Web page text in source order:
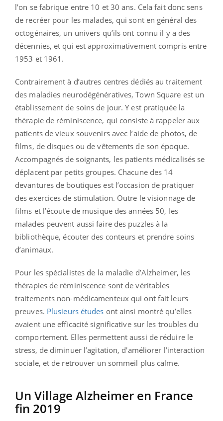
l’on se fabrique entre 10 et 30 ans. Cela fait donc sens
de recréer pour les malades, qui sont en général des
octogénaires, un univers qu’ils ont connu il y a des
décennies, et qui est approximativement compris entre
1953 et 1961.
Contrairement à d’autres centres dédiés au traitement
des maladies neurodégénératives, Town Square est un
établissement de soins de jour. Y est pratiquée la
thérapie de réminiscence, qui consiste à rappeler aux
patients de vieux souvenirs avec l’aide de photos, de
films, de disques ou de vêtements de son époque.
Accompagnés de soignants, les patients médicalisés se
déplacent par petits groupes. Chacune des 14
devantures de boutiques est l’occasion de pratiquer
des exercices de stimulation. Outre le visionnage de
films et l’écoute de musique des années 50, les
malades peuvent aussi faire des puzzles à la
bibliothèque, écouter des conteurs et prendre soins
d’animaux.
Pour les spécialistes de la maladie d’Alzheimer, les
thérapies de réminiscence sont de véritables
traitements non-médicamenteux qui ont fait leurs
preuves. Plusieurs études ont ainsi montré qu’elles
avaient une efficacité significative sur les troubles du
comportement. Elles permettent aussi de réduire le
stress, de diminuer l’agitation, d'améliorer l’interaction
sociale, et de retrouver un sommeil plus calme.
Un Village Alzheimer en France
fin 2019